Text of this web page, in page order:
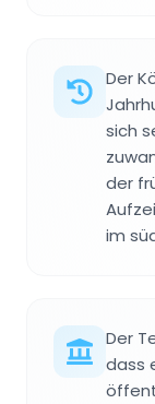
Der
sich
der
im
Der
dass